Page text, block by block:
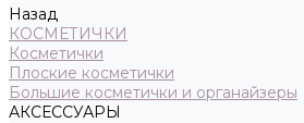
Назад
КОСМЕТИЧКИ
Косметички
Плоские косметички
Большие косметички и органайзеры
АКСЕССУАРЫ